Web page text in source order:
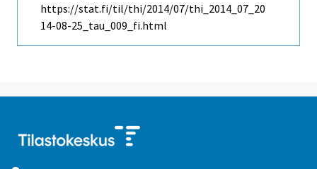
https://stat.fi/til/thi/2014/07/thi_2014_07_20
14-08-25_tau_009_fi.html